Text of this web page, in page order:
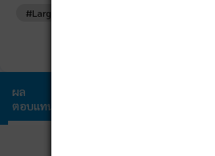
#LargeCap
ผล
ตอบแทน